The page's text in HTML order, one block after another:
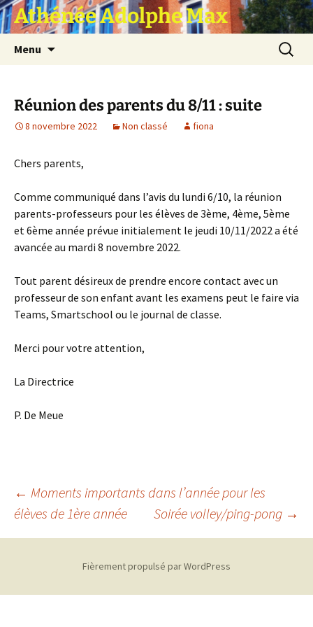
Athénée Adolphe Max
Menu
Réunion des parents du 8/11 : suite
8 novembre 2022 Non classé fiona
Chers parents,
Comme communiqué dans l’avis du lundi 6/10, la réunion
parents-professeurs pour les élèves de 3ème, 4ème, 5ème
et 6ème année prévue initialement le jeudi 10/11/2022 a été
avancée au mardi 8 novembre 2022.
Tout parent désireux de prendre encore contact avec un
professeur de son enfant avant les examens peut le faire via
Teams, Smartschool ou le journal de classe.
Merci pour votre attention,
La Directrice
P. De Meue
Navigation
des
articles
← Moments importants dans l’année pour les
élèves de 1ère année
Soirée volley/ping-pong →
Fièrement propulsé par WordPress